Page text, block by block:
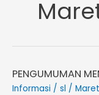
PENGUMUMAN
Informasi / sl /
PENGUMUMAN
MENGULANG